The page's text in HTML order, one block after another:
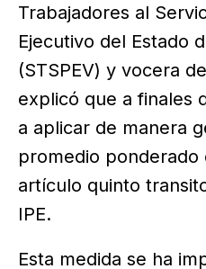
Trabajadores al
Ejecutivo del Estado
(STSPEV) y vocera
explicó que a finales
a aplicar de manera
promedio ponderado
artículo quinto
IPE.
Esta medida se ha